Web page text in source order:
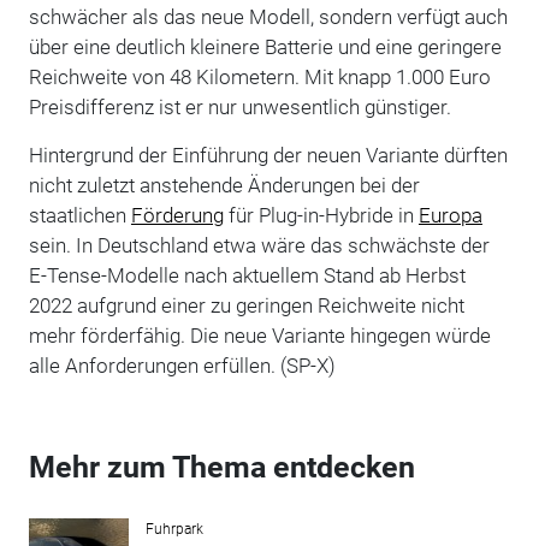
schwächer als das neue Modell, sondern verfügt auch
über eine deutlich kleinere Batterie und eine geringere
Reichweite von 48 Kilometern. Mit knapp 1.000 Euro
Preisdifferenz ist er nur unwesentlich günstiger.
Hintergrund der Einführung der neuen Variante dürften
nicht zuletzt anstehende Änderungen bei der
staatlichen Förderungfür Plug-in-Hybride in Europa
sein. In Deutschland etwa wäre das schwächste der
E-Tense-Modelle nach aktuellem Stand ab Herbst
2022 aufgrund einer zu geringen Reichweite nicht
mehr förderfähig. Die neue Variante hingegen würde
alle Anforderungen erfüllen. (SP-X)
Mehr zum Thema entdecken
Fuhrpark